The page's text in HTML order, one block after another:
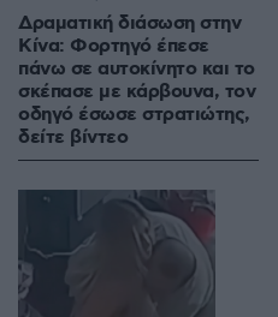
Δραματική διάσωση στην
Κίνα: Φορτηγό έπεσε
πάνω σε αυτοκίνητο και το
σκέπασε με κάρβουνα, τον
οδηγό έσωσε στρατιώτης,
δείτε βίντεο